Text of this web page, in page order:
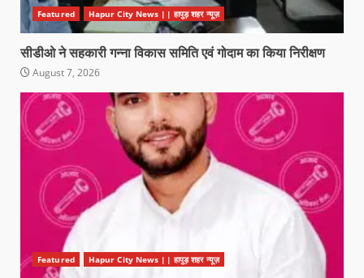
Featured Hapur City News || हापुड़ शहर न्यूज़
सीडीओ ने सहकारी गन्ना विकास समिति एवं गोदाम का किया निरीक्षण
August 7, 2026
Featured Hapur City News || हापुड़ शहर न्यूज़